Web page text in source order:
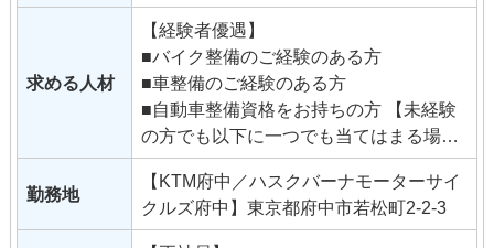
チから学んでみませんか？ ＜販売スタッ
フ希望の方＞
店内での接客を中心にバイクの販売、保
険業務他、整備以外のバイクショップの
仕事全般となります。
販売ノルマはありません。
販売経験が無くても来店される方はみん
なバイク好きなので話が弾みます。
当社は国内外問わず､豊富な車種を扱って
求める人材
【経験者優遇】
■バイク整備のご経験のある方
■車整備のご経験のある方
■自動車整備資格をお持ちの方 【未経験
の方でも以下に一つでも当てはまる場合
はぜひご応募ください！】
■バイク大好き！
■バイクが好きな人が好き！
■いろいろなバイクに触れたい！
勤務地
【KTM府中／ハスクバーナモーターサイ
クルズ府中】東京都府中市若松町2-2-3